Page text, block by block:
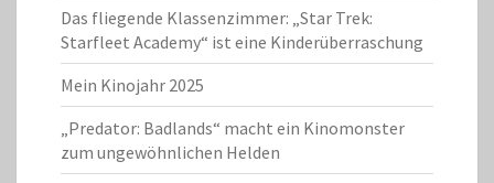
Das fliegende Klassenzimmer: „Star Trek:
Starfleet Academy“ ist eine Kinderüberraschung
Mein Kinojahr 2025
„Predator: Badlands“ macht ein Kinomonster
zum ungewöhnlichen Helden